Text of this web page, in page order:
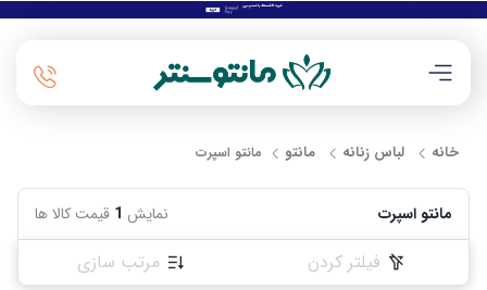
خانه لباس زنانه مانتو مانتو اسپرت
مانتو اسپرت نمایش 1 قیمت کالا ها
فیلتر کردن مرتب سازی